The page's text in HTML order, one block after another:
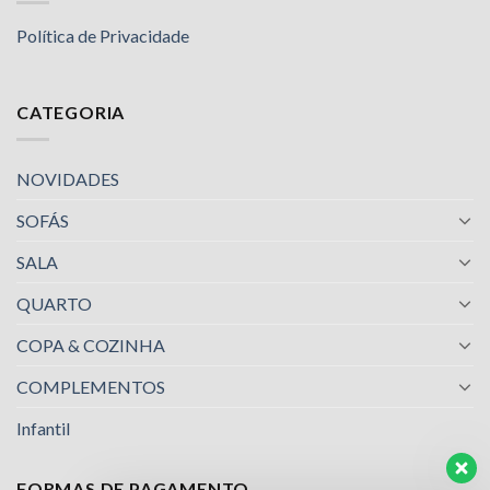
Política de Privacidade
CATEGORIA
NOVIDADES
SOFÁS
SALA
QUARTO
COPA & COZINHA
COMPLEMENTOS
Infantil